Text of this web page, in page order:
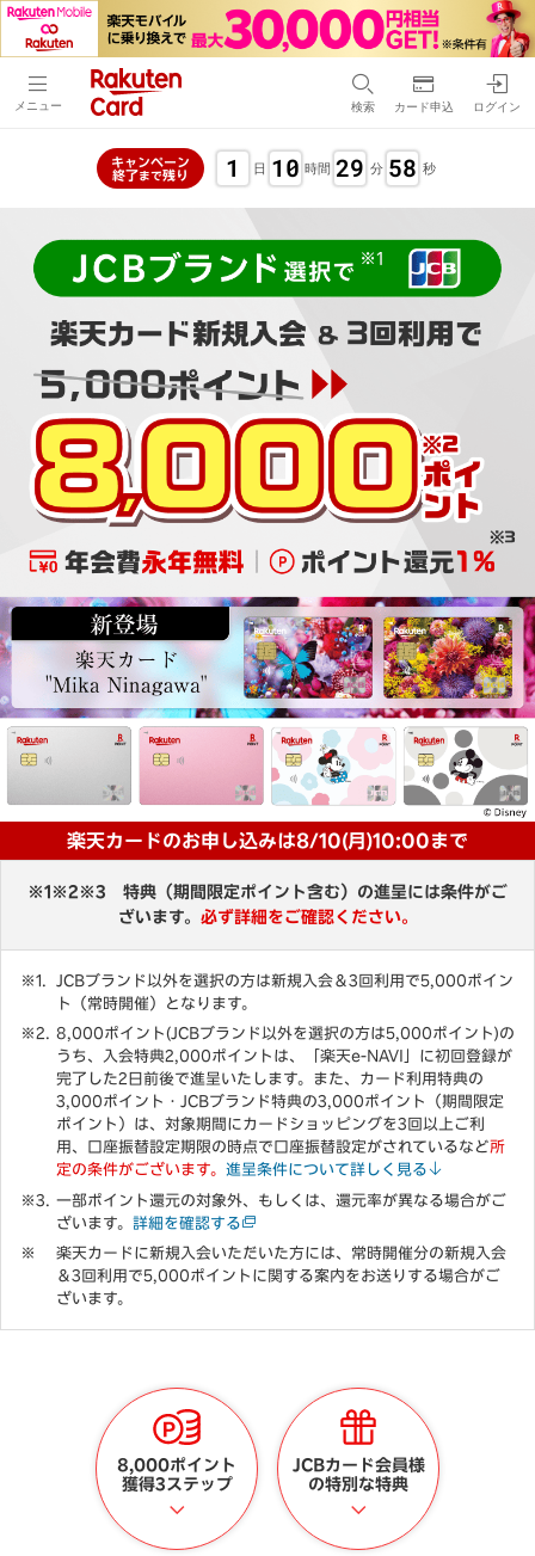
メニュー 検索 カード申込 ログイン
キャンペーン
終了まで残り 1 日 10 時間 29 分 57 秒
楽天カードのお申し込みは8/10(月)10:00まで
※1※2※3 特典（期間限定ポイント含む）の進呈には条件がご
ざいます。 必ず詳細をご確認ください。
JCBブランド以外を選択の方は新規入会＆3回利用で5,000ポイン
ト（常時開催）となります。
8,000ポイント(JCBブランド以外を選択の方は5,000ポイント)の
うち、入会特典2,000ポイントは、「楽天e-NAVI」に初回登録が
完了した2日前後で進呈いたします。また、カード利用特典の
3,000ポイント・JCBブランド特典の3,000ポイント（期間限定
ポイント）は、対象期間にカードショッピングを3回以上ご利
用、口座振替設定期限の時点で口座振替設定がされているなど所
定の条件がございます。 進呈条件について詳しく見る
一部ポイント還元の対象外、もしくは、還元率が異なる場合がご
ざいます。 詳細を確認する
楽天カードに新規入会いただいた方には、常時開催分の新規入会
＆3回利用で5,000ポイントに関する案内をお送りする場合がご
ざいます。
8,000ポイント
獲得3ステップ
JCBカード会員様
の特別な特典